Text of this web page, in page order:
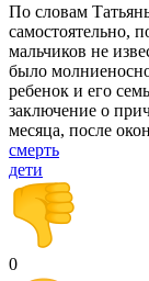
По словам
самостоятельно,
мальчиков не
было
ребенок и его
заключение о
месяца, после
смерть
дети
0